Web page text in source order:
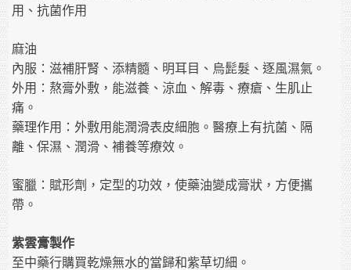
用、抗菌作用
麻油
內服：滋補肝腎、添精髓、明耳目、烏髭髮、逐風濕氣。
外用：熬膏外敷，能滋養、涼血、解毒、療瘡、生肌止
痛。
藥理作用：外敷用能潤滑表皮細胞。醫療上有抗菌、隔
離、保濕、潤滑、補養等療效。
蜜臘：賦形劑，定型的功效，使藥油變成膏狀，方便攜
帶。
紫雲膏製作
至中藥行購買乾燥無水的當歸和紫草切細。